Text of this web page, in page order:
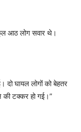
कुल आठ लोग सवार थे।
घायल लोगों को बेहतर
की टक्कर हो गई।”